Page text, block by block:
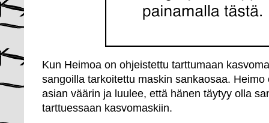
Kun Heimoa on ohjeistettu tarttumaan
sangoilla tarkoitettu maskin sankaosaa.
asian väärin ja luulee, että hänen täytyy olla
tarttuessaan kasvomaskiin.